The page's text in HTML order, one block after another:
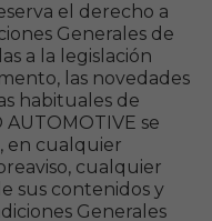
el derecho a
Generales de
a la legislación
las novedades
habituales de
AUTOMOTIVE se
en cualquier
cualquier
sus contenidos y
Generales